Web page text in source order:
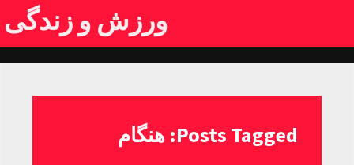
ورزش و زندگی
Posts Tagged: هنگام